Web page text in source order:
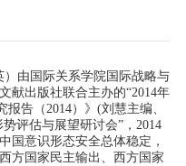
由国际关系学院国际战略与
献出版社联合主办的“2014年
告（2014）》(刘慧主编、
评估与展望研讨会”，2014
国意识形态安全总体稳定，
方国家民主输出、西方国家